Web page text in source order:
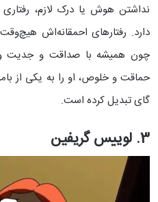
نداشتن هوش یا درک لازم، رفتاری
دارد. رفتارهای احمقانه‌اش
چون همیشه با صداقت و جدیت
حماقت و خلوص، او را به یکی از
گای تبدیل کرده است.
3. لوییس گریفین